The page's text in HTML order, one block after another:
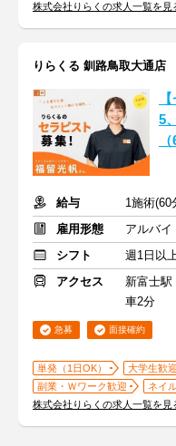
株式会社りらくの求人一覧を見
りらくる 釧路鳥取大通店
5
給与
1施術(60
雇用形態
アルバイ
シフト
週1日以
アクセス
新富士駅
車2分
急募 面接確約
単発（1日OK） 大学生歓迎
副業・Ｗワーク歓迎
ネイ
株式会社りらくの求人一覧を見